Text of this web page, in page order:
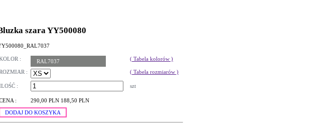
szara YY500080
: RAL7037 ( Tabela kolorów )
: ( Tabela rozmiarów )
: szt
: 290,00 PLN 188,50 PLN
DODAJ DO KOSZYKA